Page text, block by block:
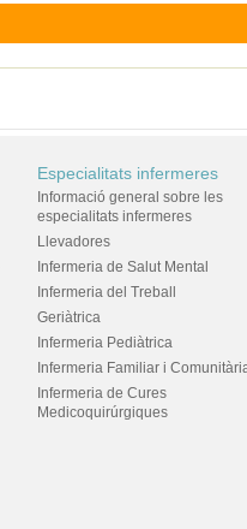
Especialitats infermeres
Informació general sobre les
especialitats infermeres
Llevadores
Infermeria de Salut Mental
Infermeria del Treball
Geriàtrica
Infermeria Pediàtrica
Infermeria Familiar i
Infermeria de Cures
Medicoquirúrgiques